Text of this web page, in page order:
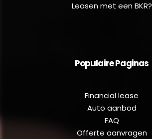
Leasen met een BKR?
Populaire Paginas
Financial lease
Auto aanbod
FAQ
Offerte aanvragen